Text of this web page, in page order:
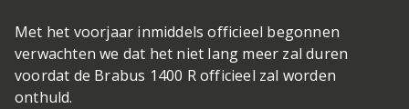
Met het voorjaar inmiddels officieel begonnen
verwachten we dat het niet lang meer zal duren
voordat de Brabus 1400 R officieel zal worden
onthuld.